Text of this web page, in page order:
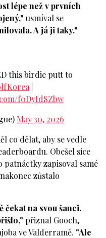
lépe než v prvních
usmíval se
A já ji taky."
this birdie putt to
f0DyIdSZbw
May 30, 2026
co dělat, aby se vedle
Obešel sice
patnáctky zapisoval samé
zůstalo
čekat na svou šanci.
přiznal Gooch,
ve Valderramě. "Ale